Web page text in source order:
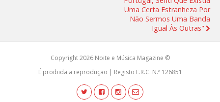
Uma Certa Estranheza Por
Não Sermos Uma Banda
Igual Às Outras"
Copyright 2026 Noite e Música Magazine ©
É proibida a reprodução | Registo E.R.C. N.º 126851